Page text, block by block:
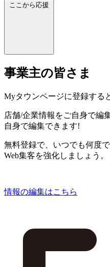
ここから応援
事業主の皆さま
Myタウンページに登録する
店舗/企業情報をご自身で編
自身で編集できます!
無料登録で、いつでも何度
Web集客を強化しましょう。
情報の編集はこちら